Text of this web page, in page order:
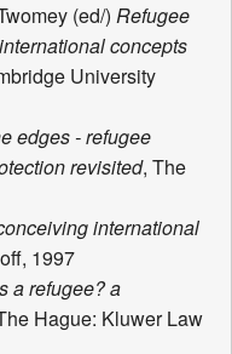
(ed/) Refugee
concepts
University
edges - refugee
revisited, The
international
1997
a refugee? a
Hague: Kluwer Law